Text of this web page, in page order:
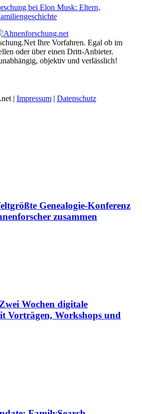
bei Elon Musk: Eltern,
Ihre Vorfahren. Egal ob im
oder über einen Dritt-Anbieter.
objektiv und verlässlich!
| Impressum | Datenschutz
Genealogie-Konferenz
zusammen
Wochen digitale
Vorträgen, Workshops und